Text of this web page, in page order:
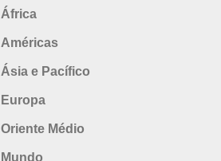
África
Américas
Ásia e Pacífico
Europa
Oriente Médio
Mundo